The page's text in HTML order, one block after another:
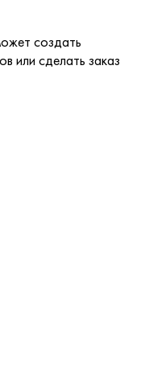
создать
или сделать заказ